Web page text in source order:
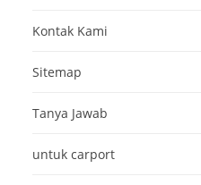
Kontak Kami
Sitemap
Tanya Jawab
untuk carport